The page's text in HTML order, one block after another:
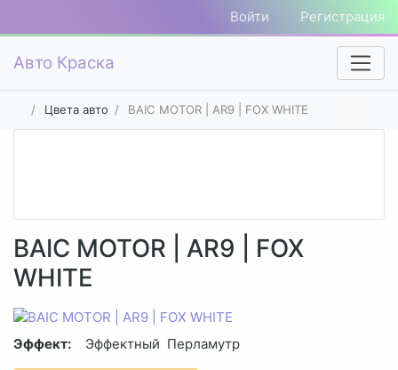
Войти Регистрация
Авто Краска
Цвета авто BAIC MOTOR | AR9 | FOX WHITE
BAIC MOTOR | AR9 | FOX
WHITE
Эффект: Эффектный Перламутр